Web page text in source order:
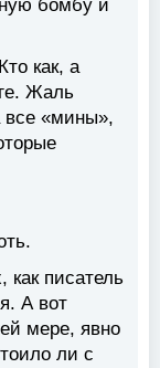
бомбу и
как, а
Жаль
все «мины»,
как писатель
А вот
мере, явно
ли с